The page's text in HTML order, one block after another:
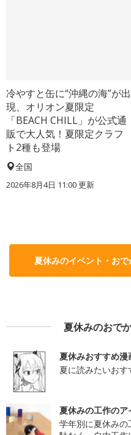
冷やすと缶に“沖縄の海”が出
現、オリオン夏限定
「BEACH CHILL」が公式通
販で大人気！夏限定クラフ
ト2種も登場
全国
2026年8月4日 11:00更新
夏休みのイベント・お
夏休みのおで
夏休みおすすめ漫
夏に読みたいおす
夏休みの工作のア
学年別に夏休み